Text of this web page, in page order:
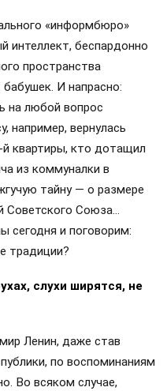
«информбюро»
интеллект, беспардонно
пространства
И напрасно:
на любой вопрос
например, вернулась
квартиры, кто дотащил
из коммуналки в
тайну — о размере
Советского Союза…
сегодня и поговорим:
традиции?
слухи ширятся, не
Ленин, даже став
по воспоминаниям
Во всяком случае,